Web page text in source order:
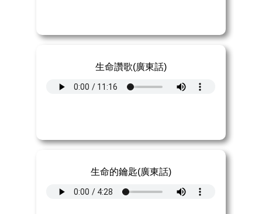
生命讚歌(廣東話)
生命的鑰匙(廣東話)